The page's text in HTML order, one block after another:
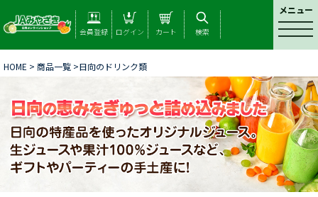
メニュー
t
l
e
n
a
v
i
g
a
会員登録 ログイン カート 検索
HOME > 商品一覧 >日向のドリンク類